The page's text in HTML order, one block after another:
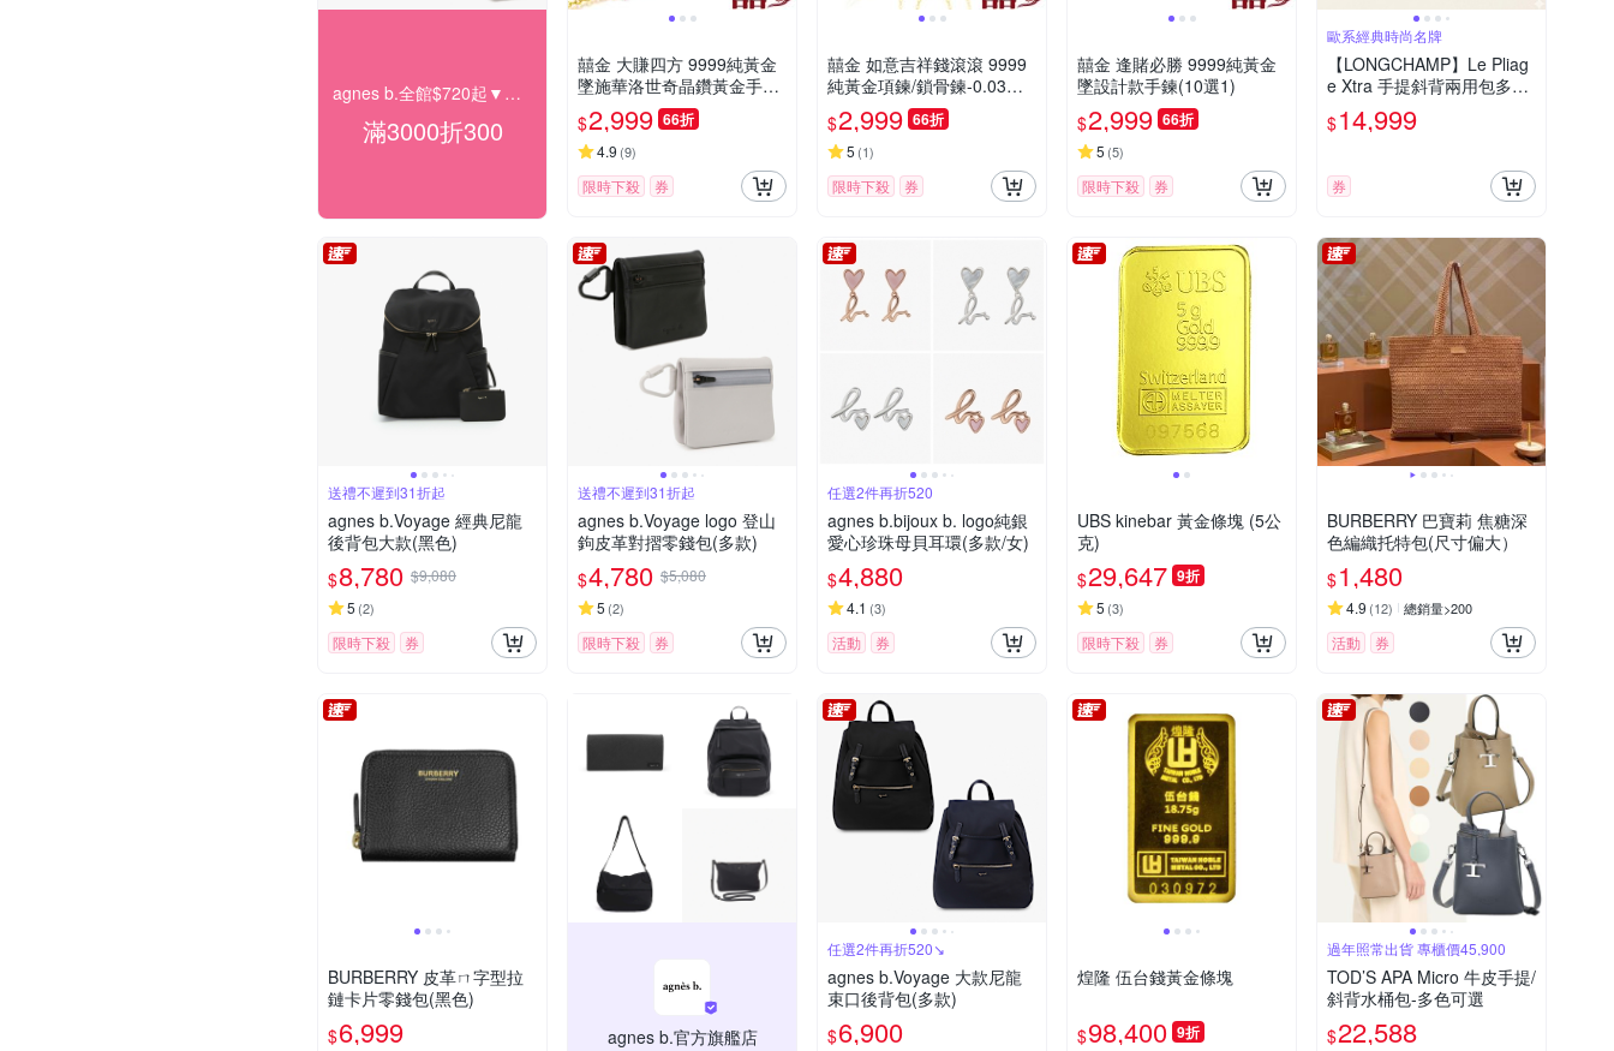
agnes b.全館$720起▼滿額再折300
滿3000折300
囍金 大賺四方 9999純黃金
墜施華洛世奇晶鑽黃金手鍊
(16選1)
$2,999 66折
4.9 (9)
限時下殺 券
囍金 如意吉祥錢滾滾 9999
純黃金項鍊/鎖骨鍊-0.03錢~
0.05錢(16選1)
$2,999 66折
5 (1)
限時下殺 券
囍金 逢賭必勝 9999純黃金
墜設計款手鍊(10選1)
$2,999 66折
5 (5)
限時下殺 券
歐系經典時尚名牌
【LONGCHAMP】Le Pliag
e Xtra 手提斜背兩用包多色
$14,999
券
送禮不遲到31折起
agnes b.Voyage 經典尼龍
後背包大款(黑色)
$8,780 $9,080
5 (2)
限時下殺 券
送禮不遲到31折起
agnes b.Voyage logo 登山
鉤皮革對摺零錢包(多款)
$4,780 $5,080
5 (2)
限時下殺 券
任選2件再折520
agnes b.bijoux b. logo純銀
愛心珍珠母貝耳環(多款/女)
$4,880
4.1 (3)
活動 券
UBS kinebar 黃金條塊 (5公
克)
$29,647 9折
5 (3)
限時下殺 券
BURBERRY 巴寶莉 焦糖深
色編織托特包(尺寸偏大）
$1,480
4.9 (12) 總銷量>200
活動 券
BURBERRY 皮革ㄇ字型拉
鏈卡片零錢包(黑色)
$6,999 agnes b.官方旗艦店
任選2件再折520↘
agnes b.Voyage 大款尼龍
束口後背包(多款)
$6,900
煌隆 伍台錢黃金條塊
$98,400 9折
過年照常出貨 專櫃價45,900
TOD’S APA Micro 牛皮手提/
斜背水桶包-多色可選
$22,588